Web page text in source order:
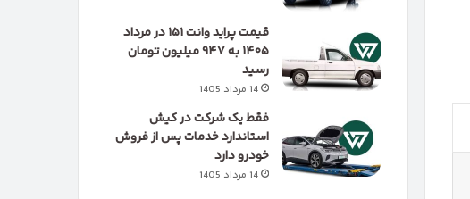
قیمت پراید وانت ۱۵۱ در مرداد
۱۴۰۵ به ۹۴۷ میلیون تومان
رسید
14 مرداد 1405
فقط یک شرکت در کیش
استاندارد خدمات پس از فروش
خودرو دارد
14 مرداد 1405